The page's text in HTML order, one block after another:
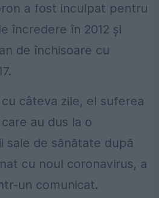
a fost inculpat pentru
încredere în 2012 şi
de închisoare cu
câteva zile, el suferea
au dus la o
sale de sănătate după
cu noul coronavirus, a
un comunicat.